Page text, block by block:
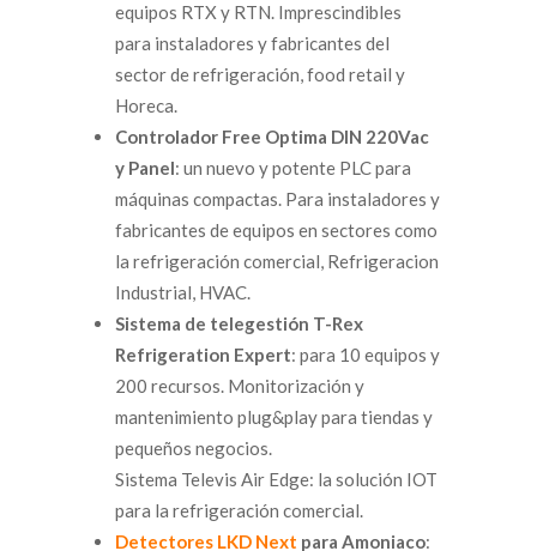
equipos RTX y RTN. Imprescindibles
para instaladores y fabricantes del
sector de refrigeración, food retail y
Horeca.
Controlador Free Optima DIN 220Vac
y Panel: un nuevo y potente PLC para
máquinas compactas. Para instaladores y
fabricantes de equipos en sectores como
la refrigeración comercial, Refrigeracion
Industrial, HVAC.
Sistema de telegestión T-Rex
Refrigeration Expert: para 10 equipos y
200 recursos. Monitorización y
mantenimiento plug&play para tiendas y
pequeños negocios.
Sistema Televis Air Edge: la solución IOT
para la refrigeración comercial.
Detectores LKD Next para Amoniaco: